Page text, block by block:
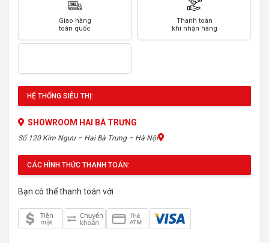
Giao hàng
toàn quốc
Thanh toán
khi nhận hàng
HỆ THỐNG SIÊU THỊ:
SHOWROOM HAI BÀ TRƯNG
Số 120 Kim Ngưu – Hai Bà Trưng – Hà Nội
CÁC HÌNH THỨC THANH TOÁN:
Bạn có thể thanh toán với